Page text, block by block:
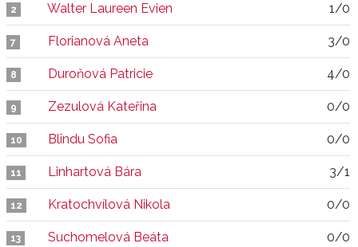
2 Walter Laureen Evien 1/0
7 Florianová Aneta 3/0
8 Duroňová Patricie 4/0
9 Zezulová Kateřina 0/0
10 Blîndu Sofia 0/0
11 Linhartová Bára 3/1
12 Kratochvílová Nikola 0/0
13 Suchomelová Beáta 0/0